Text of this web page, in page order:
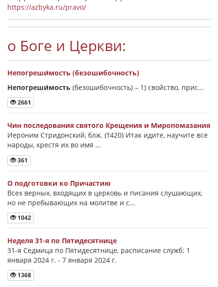
https://azbyka.ru/pravo/
о Боге и Церкви:
Непогреши́мость (безошибочность)
Непогреши́мость (безошибочность) – 1) свойство, прис...
2661
Чин последования святого Крещения и Миропомазания
Иероним Стридонский, блж. (†420) Итак идите, научите все
народы, крестя их во имя ...
361
О подготовки ко Причастию
Всех верных, входящих в церковь и писания слушающих,
но не пребывающих на молитве и с...
1042
Неделя 31-я по Пятидесятнице
31-я Седмица по Пятидесятнице, расписание служб: 1
января 2024 г. - 7 января 2024 г.
1368